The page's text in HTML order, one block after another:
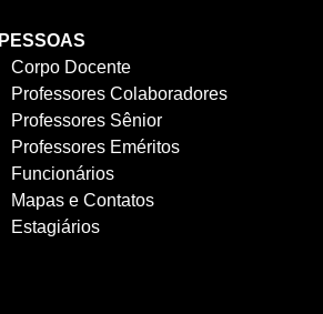
PESSOAS
Corpo Docente
Professores Colaboradores
Professores Sênior
Professores Eméritos
Funcionários
Mapas e Contatos
Estagiários